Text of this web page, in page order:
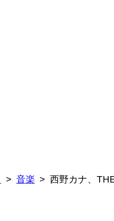
音楽 西野カナ、